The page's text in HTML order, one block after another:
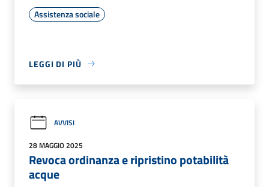
Assistenza sociale
LEGGI DI PIÙ
AVVISI
28 MAGGIO 2025
Revoca ordinanza e ripristino potabilità
acque